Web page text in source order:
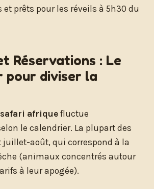
et prêts pour les réveils à 5h30 du
Réservations : Le
pour diviser la
afrique fluctue
le calendrier. La plupart des
août, qui correspond à la
(animaux concentrés autour
à leur apogée).